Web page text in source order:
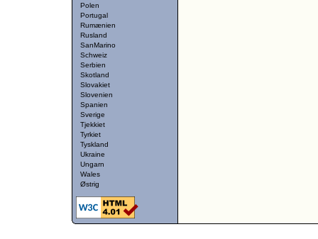
Polen
Portugal
Rumænien
Rusland
SanMarino
Schweiz
Serbien
Skotland
Slovakiet
Slovenien
Spanien
Sverige
Tjekkiet
Tyrkiet
Tyskland
Ukraine
Ungarn
Wales
Østrig